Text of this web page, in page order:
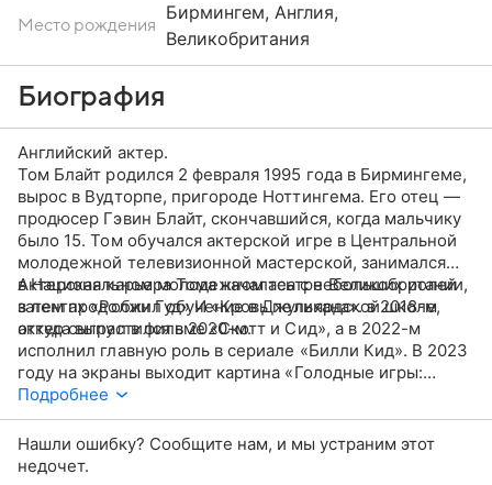
Место рождения
Бирмингем, Англия,
Великобритания
Биография
Английский актер.
Том Блайт родился 2 февраля 1995 года в Бирмингеме,
вырос в Вудторпе, пригороде Ноттингема. Его отец —
продюсер Гэвин Блайт, скончавшийся, когда мальчику
было 15. Том обучался актерской игре в Центральной
молодежной телевизионной мастерской, занимался
в Национальном молодежном театре Великобритании,
затем продолжил обучение в Джульярдской школе,
откуда выпустился в 2020-м.
Актерская карьера Тома началась с небольших ролей
в лентах «Робин Гуд» И «Кровь пеликана». в 2018-м
актер сыграл в фильме «Скотт и Сид», а в 2022-м
исполнил главную роль в сериале «Билли Кид». В 2023
году на экраны выходит картина «Голодные игры:
Баллада о певчих птицах и змеях», в которой Том Блайт
сыграл роль молодого Кориолана Сноу.
Подробнее
Нашли ошибку? Сообщите нам, и мы устраним этот
недочет.